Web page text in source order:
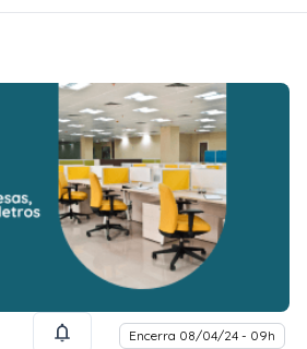
Encerra 08/04/24 - 09h